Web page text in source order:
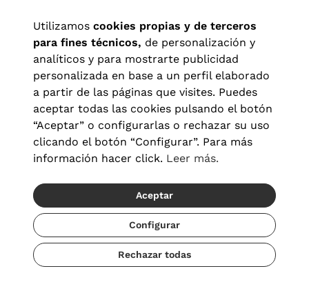
Aviso legal| Política de privacidad Términos y condiciones
Política de cookies|Configuración de cookies
© 2026 Visionlab España
Utilizamos cookies propias y de terceros
para fines técnicos, de personalización y
analíticos y para mostrarte publicidad
personalizada en base a un perfil elaborado
a partir de las páginas que visites. Puedes
aceptar todas las cookies pulsando el botón
“Aceptar” o configurarlas o rechazar su uso
clicando el botón “Configurar”. Para más
información hacer click. Leer más.
Aceptar
Configurar
Rechazar todas